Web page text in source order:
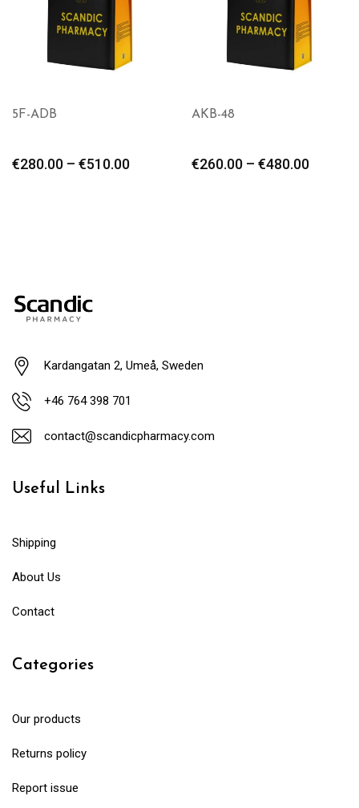
5F-ADB
€280.00 – €510.00
AKB-48
€260.00 – €480.00
Kardangatan 2, Umeå, Sweden
+46 764 398 701
contact@scandicpharmacy.com
Useful Links
Shipping
About Us
Contact
Categories
Our products
Returns policy
Report issue